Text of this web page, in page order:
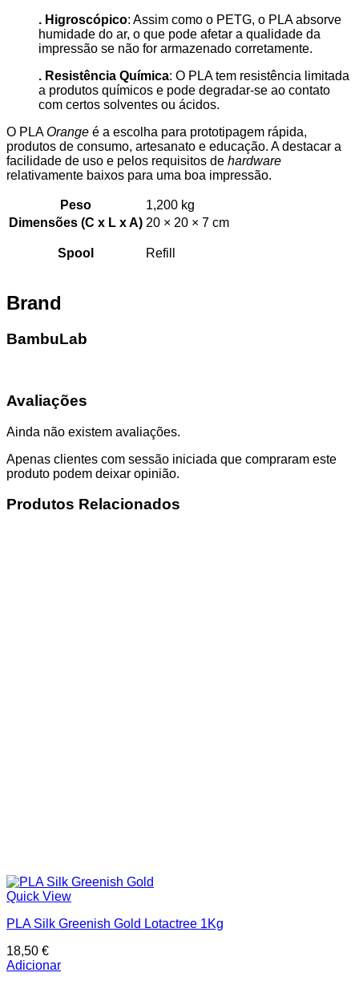
. Higroscópico: Assim como o PETG, o PLA absorve
humidade do ar, o que pode afetar a qualidade da
impressão se não for armazenado corretamente.
. Resistência Química: O PLA tem resistência limitada
a produtos químicos e pode degradar-se ao contato
com certos solventes ou ácidos.
O PLAOrange é a escolha para prototipagem rápida,
produtos de consumo, artesanato e educação. A destacar a
facilidade de uso e pelos requisitos de hardware
relativamente baixos para uma boa impressão.
Peso
1,200 kg
Dimensões (C x L x A) 20 × 20 × 7 cm
Spool Refill
Brand
BambuLab
Avaliações
Ainda não existem avaliações.
Apenas clientes com sessão iniciada que compraram este
produto podem deixar opinião.
Produtos Relacionados
Quick View
PLA Silk Greenish Gold Lotactree 1Kg
18,50 €
Adicionar